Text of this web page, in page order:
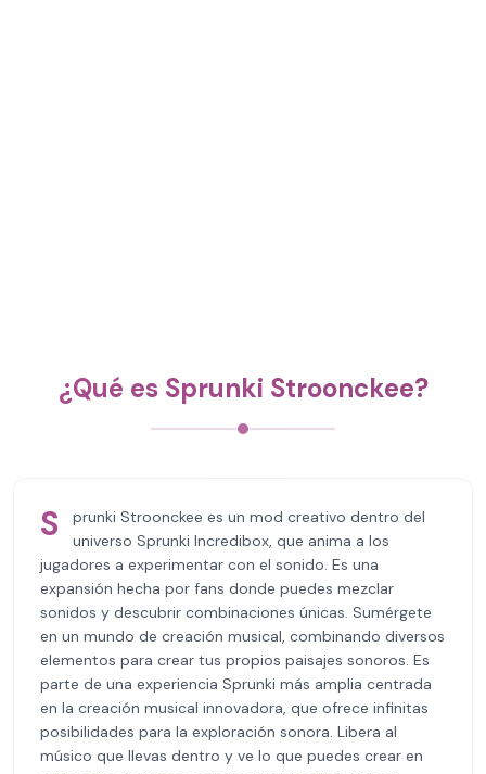
¿Qué es Sprunki Stroonckee?
S
prunki Stroonckee es un mod creativo dentro del
universo Sprunki Incredibox, que anima a los
jugadores a experimentar con el sonido. Es una
expansión hecha por fans donde puedes mezclar
sonidos y descubrir combinaciones únicas. Sumérgete
en un mundo de creación musical, combinando diversos
elementos para crear tus propios paisajes sonoros. Es
parte de una experiencia Sprunki más amplia centrada
en la creación musical innovadora, que ofrece infinitas
posibilidades para la exploración sonora. Libera al
músico que llevas dentro y ve lo que puedes crear en